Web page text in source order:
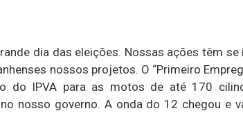
dia das eleições. Nossas ações têm
nossos projetos. O “Primeiro
do IPVA para as motos de até 170
nosso governo. A onda do 12 chegou e